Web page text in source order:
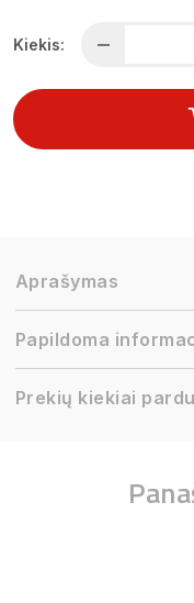
Kiekis:
Aprašymas
Papildoma
Prekių kiekiai